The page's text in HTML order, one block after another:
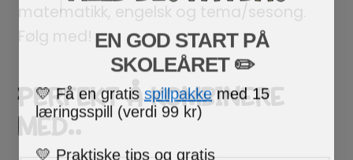
matematikk, engelsk og tema/sesong.
Følg med!
PERFEKT Å KOMBINERE
MED..
EN GOD START PÅ
SKOLEÅRET​ ✏️
💛Få en gratis spillpakkemed 15
læringsspill (verdi 99 kr)
💛 Praktiske tips og gratis